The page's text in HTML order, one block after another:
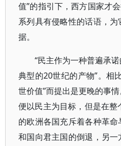
值”的指引下，西方国家才
系列具有侵略性的话语，
据。
“民主作为一种普遍承
典型的20世纪的产物”。相
世价值”而提出是更晚的事
便以民主为目标，但是在
的欧洲各国充斥着各种革
和国向君主国的倒退，另